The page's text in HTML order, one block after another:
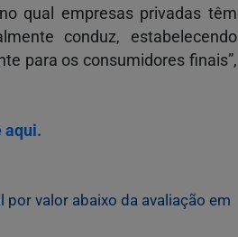
qual empresas privadas têm
conduz, estabelecendo
para os consumidores finais”,
aqui.
valor abaixo da avaliação em